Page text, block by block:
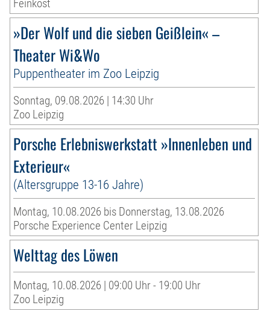
Feinkost
»Der Wolf und die sieben Geißlein« –
Theater Wi&Wo
Puppentheater im Zoo Leipzig
Sonntag, 09.08.2026 | 14:30 Uhr
Zoo Leipzig
Porsche Erlebniswerkstatt »Innenleben und
Exterieur«
(Altersgruppe 13-16 Jahre)
Montag, 10.08.2026 bis Donnerstag, 13.08.2026
Porsche Experience Center Leipzig
Welttag des Löwen
Montag, 10.08.2026 | 09:00 Uhr - 19:00 Uhr
Zoo Leipzig